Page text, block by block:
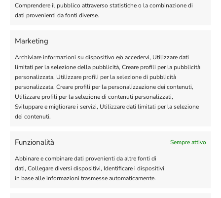
Comprendere il pubblico attraverso statistiche o la combinazione di
dati provenienti da fonti diverse.
Marketing
Archiviare informazioni su dispositivo e/o accedervi, Utilizzare dati
limitati per la selezione della pubblicità, Creare profili per la pubblicità
personalizzata, Utilizzare profili per la selezione di pubblicità
personalizzata, Creare profili per la personalizzazione dei contenuti,
Utilizzare profili per la selezione di contenuti personalizzati,
Sviluppare e migliorare i servizi, Utilizzare dati limitati per la selezione
dei contenuti.
Funzionalità Sempre attivo
Abbinare e combinare dati provenienti da altre fonti di
dati, Collegare diversi dispositivi, Identificare i dispositivi
in base alle informazioni trasmesse automaticamente.